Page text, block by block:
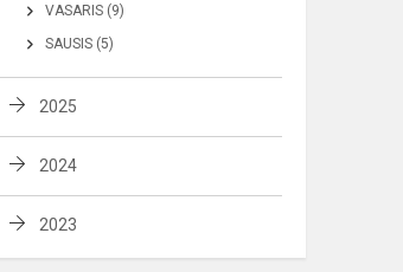
VASARIS (9)
SAUSIS (5)
2025
2024
2023